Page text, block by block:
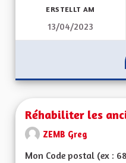
ERSTELLT AM
13/04/2023
Réhabiliter les
ZEMB Greg
Mon Code postal (ex :